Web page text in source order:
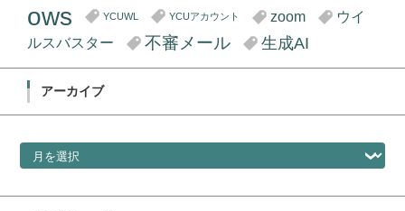
ows
YCUWL YCUアカウント zoom
ウイ
ルスバスター
不審メール 生成AI
アーカイブ